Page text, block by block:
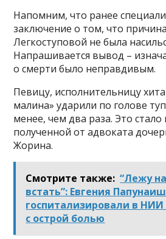
Напомним, что ранее
заключение о том, что
Легкоступовой не была
Напрашивается вывод –
о смерти было неправдивым.
Певицу, исполнительницу
малина» ударили по голове
менее, чем два раза. Это
полученной от адвоката
Жорина.
Смотрите также: “Лежу
встать”: Евгения
госпитализировали в
с острой болью